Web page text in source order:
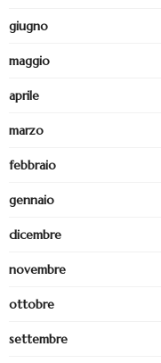
giugno
maggio
aprile
marzo
febbraio
gennaio
dicembre
novembre
ottobre
settembre